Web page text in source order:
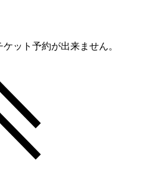
ット予約が出来ません。